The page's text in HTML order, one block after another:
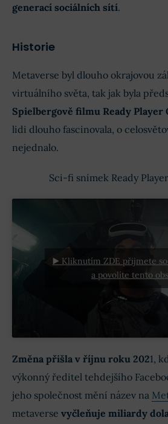
generací sociálních sítí.
Historie
Metaverse byl dlouho okrajovou
virtuálního světa, tak jak byla
Spielbergově filmu Ready Player
lidi dlouho fascinovala, o
nejednalo.
Sci-fi snímek Ready
▶️ Kliknutím ZDE přijmete
a povolíte tento
Změna přišla v říjnu roku 2021,
výkonný ředitel tehdejšího
jeho společnost mění název na
metaverse vyčleňuje miliardy